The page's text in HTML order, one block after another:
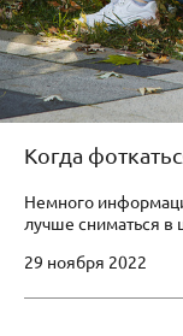
Когда
Немного
лучше сниматься в
29 ноября 2022